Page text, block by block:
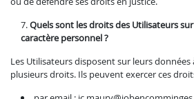
Quels sont les droits des Utilisateurs
caractère personnel ?
Les Utilisateurs disposent sur leurs
plusieurs droits. Ils peuvent exercer ces